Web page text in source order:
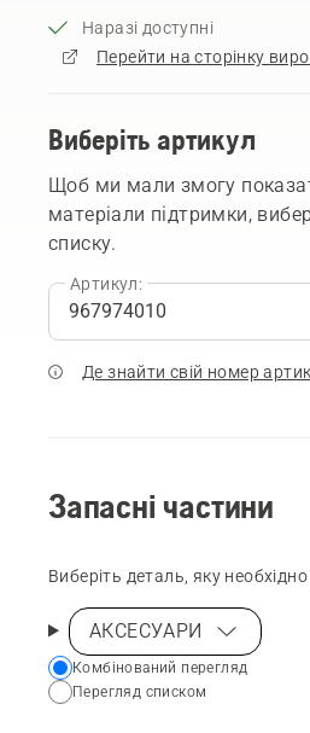
Наразі доступні
Перейти на сторінку
Виберіть артикул
Щоб ми мали змогу
матеріали підтримки,
списку.
Артикул:
Де знайти свій номер
Запасні частини
Виберіть деталь, яку
АКСЕСУАРИ
Choose
your
Комбінований перегляд
Перегляд списком